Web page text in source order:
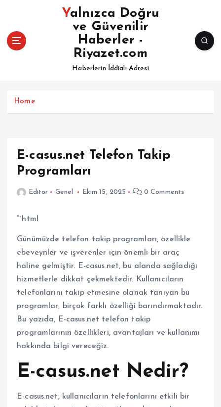
Yalnızca Doğru
ve Güvenilir
Haberler -
Riyazet.com
Haberlerin İddialı Adresi
Home
E-casus.net Telefon Takip
Programları
Editor Genel Ekim 15, 2025 0 Comments
“`html
Günümüzde telefon takip programları, özellikle
ebeveynler ve işverenler için önemli bir araç
haline gelmiştir. E-casus.net, bu alanda sağladığı
hizmetlerle dikkat çekmektedir. Kullanıcıların
telefonlarını takip etmesine olanak tanıyan bu
programlar, birçok farklı özelliği barındırmaktadır.
Bu yazıda, E-casus.net telefon takip
programlarının özellikleri, avantajları ve kullanımı
hakkında bilgi vereceğiz.
E-casus.net Nedir?
E-casus.net, kullanıcıların telefonlarını etkili bir